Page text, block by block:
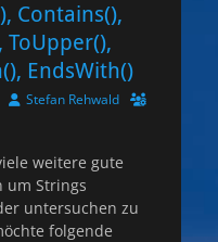
Contains(),
ToUpper(),
EndsWith()
AutorStefan Rehwald
weitere gute
um Strings
untersuchen zu
folgende